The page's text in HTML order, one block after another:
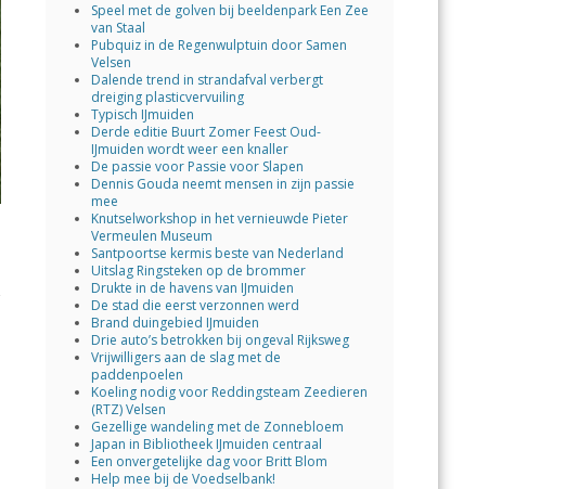
Speel met de golven bij beeldenpark Een Zee
van Staal
Pubquiz in de Regenwulptuin door Samen
Velsen
Dalende trend in strandafval verbergt
dreiging plasticvervuiling
Typisch IJmuiden
Derde editie Buurt Zomer Feest Oud-
IJmuiden wordt weer een knaller
De passie voor Passie voor Slapen
Dennis Gouda neemt mensen in zijn passie
mee
Knutselworkshop in het vernieuwde Pieter
Vermeulen Museum
Santpoortse kermis beste van Nederland
Uitslag Ringsteken op de brommer
Drukte in de havens van IJmuiden
De stad die eerst verzonnen werd
Brand duingebied IJmuiden
Drie auto’s betrokken bij ongeval Rijksweg
Vrijwilligers aan de slag met de
paddenpoelen
Koeling nodig voor Reddingsteam Zeedieren
(RTZ) Velsen
Gezellige wandeling met de Zonnebloem
Japan in Bibliotheek IJmuiden centraal
Een onvergetelijke dag voor Britt Blom
Help mee bij de Voedselbank!